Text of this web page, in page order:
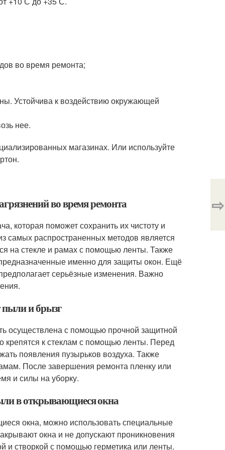
во время ремонта;
Устойчива к воздействию окружающей
нее.
магазинах. Или используйте
во время ремонта
которая поможет сохранить их чистоту и
самых распространенных методов является
на стекле и рамах с помощью ленты. Также
именно для защиты окон. Ещё
серьёзные изменения. Важно
пыли и брызг
осуществлена с помощью прочной защитной
крепятся к стеклам с помощью ленты. Перед
появления пузырьков воздуха. Также
После завершения ремонта пленку или
и силы на уборку.
в открывающиеся окна
окна, можно использовать специальные
окна и не допускают проникновения
и створкой с помощью герметика или ленты.
⇨